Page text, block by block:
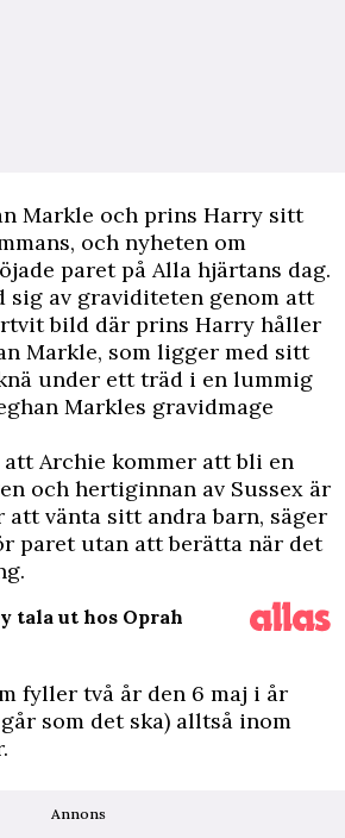
Markle och prins Harry sitt
och nyheten om
paret på Alla hjärtans dag.
sig av graviditeten genom att
bild där prins Harry håller
Markle, som ligger med sitt
under ett träd i en lummig
Markles gravidmage
att Archie kommer att bli en
och hertiginnan av Sussex är
vänta sitt andra barn, säger
paret utan att berätta när det
tala ut hos Oprah
fyller två år den 6 maj i år
som det ska) alltså inom
Annons